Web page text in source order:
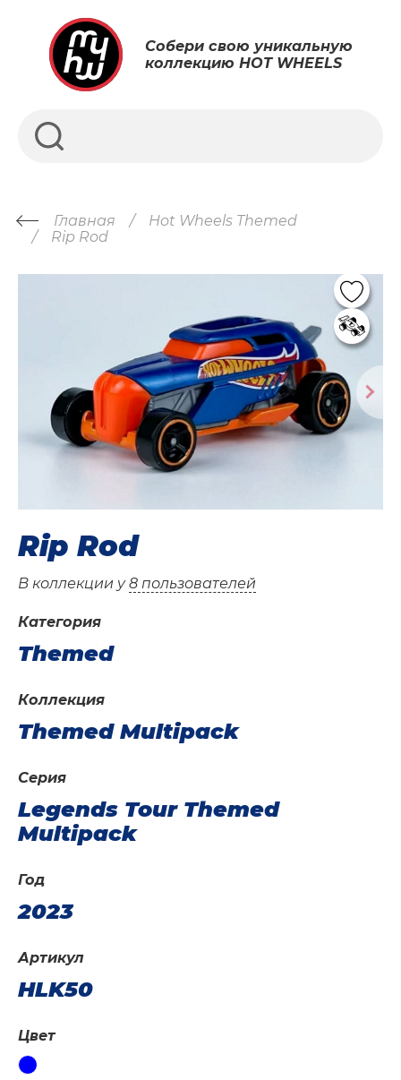
Собери свою уникальную
коллекцию HOT WHEELS
Главная
Hot Wheels Themed
Rip Rod
Rip Rod
В коллекции у8 пользователей
Категория
Themed
Год
2023
Коллекция
Themed Multipack
Артикул
HLK50
Серия
Legends Tour Themed
Multipack
Цвет